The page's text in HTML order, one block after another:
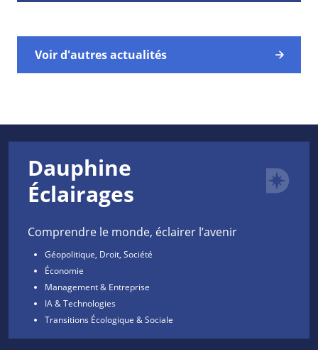
Voir d'autres actualités
Dauphine
Éclairages
Comprendre le monde, éclairer l’avenir
Géopolitique, Droit, Société
Économie
Management & Entreprise
IA & Technologies
Transitions Écologique & Sociale